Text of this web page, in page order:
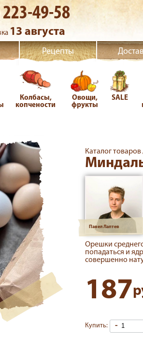
49-58
13 августа
Рецепты
Колбасы,
копчености
Овощи,
фрукты
SALE
Каталог
Павел Лаптев
Орешки
попадаться и
совершенно
187
Купить: -